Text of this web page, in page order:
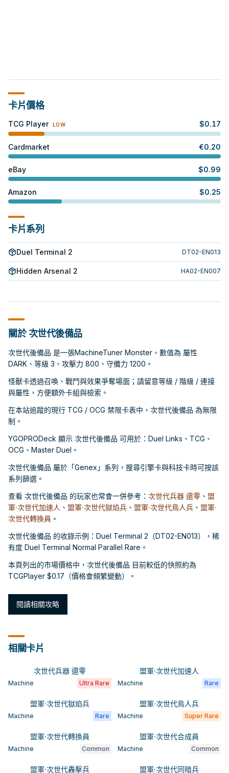
卡片價格
TCG Player LOW $0.17
Cardmarket €0.20
eBay $0.99
Amazon $0.25
卡片系列
Duel Terminal 2 DT02-EN013
Hidden Arsenal 2 HA02-EN007
關於 次世代後備品
次世代後備品 是一張MachineTuner Monster，數值為 屬性
DARK、等級 3、攻擊力 800、守備力 1200。
怪獸卡透過召喚、戰鬥與效果爭奪場面；請留意等級 / 階級 / 連接
與屬性，方便額外卡組與檢索。
在本站追蹤的現行 TCG / OCG 禁限卡表中，次世代後備品 為無限
制。
YGOPRODeck 顯示 次世代後備品 可用於：Duel Links、TCG、
OCG、Master Duel。
次世代後備品 屬於「Genex」系列，搜尋引擎卡與科技卡時可按該
系列篩選。
查看 次世代後備品 的玩家也常會一併參考： 次世代兵器 還零 、 盟
軍·次世代加速人 、 盟軍·次世代獄焰兵 、 盟軍·次世代鳥人兵 、 盟軍·
次世代轉換員 。
次世代後備品 的收錄示例：Duel Terminal 2（DT02-EN013），稀
有度 Duel Terminal Normal Parallel Rare。
本頁列出的市場價格中，次世代後備品 目前較低的快照約為
TCGPlayer $0.17（價格會頻繁變動）。
閱讀相關攻略
相關卡片
次世代兵器 還零
Machine Ultra Rare
盟軍·次世代加速人
Machine Rare
盟軍·次世代獄焰兵
Machine Rare
盟軍·次世代鳥人兵
Machine Super Rare
盟軍·次世代轉換員
Machine Common
盟軍·次世代合成員
Machine Common
盟軍·次世代轟擊兵 盟軍·次世代同暗兵